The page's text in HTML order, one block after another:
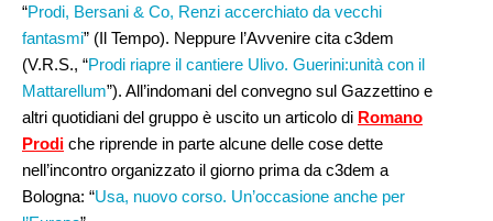
“Prodi, Bersani & Co, Renzi accerchiato da vecchi
fantasmi” (Il Tempo). Neppure l’Avvenire cita c3dem
(V.R.S., “Prodi riapre il cantiere Ulivo. Guerini:unità con il
Mattarellum”). All’indomani del convegno sul Gazzettino e
altri quotidiani del gruppo è uscito un articolo di Romano
Prodi che riprende in parte alcune delle cose dette
nell’incontro organizzato il giorno prima da c3dem a
Bologna: “Usa, nuovo corso. Un’occasione anche per